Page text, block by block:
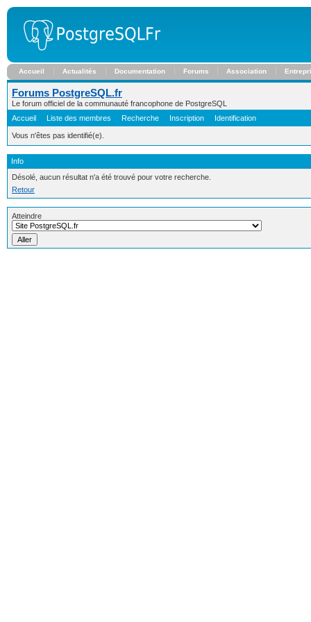
Accueil Actualités Documentation Forums Association
Forums PostgreSQL.fr
Le forum officiel de la communauté francophone de PostgreSQL
Accueil
Liste des membres Recherche Inscription Identification
Vous n'êtes pas identifié(e).
Info
Désolé, aucun résultat n'a été trouvé pour votre recherche.
Retour
Atteindre